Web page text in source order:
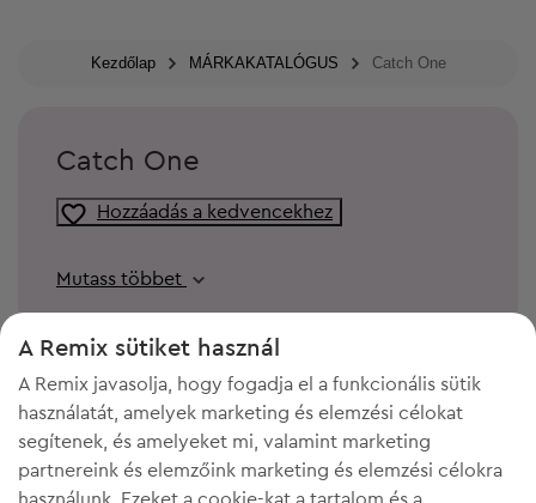
Kezdőlap MÁRKAKATALÓGUS Catch One
Catch One
Hozzáadás a kedvencekhez
Mutass többet
A Remix sütiket használ
A Remix javasolja, hogy fogadja el a funkcionális sütik
használatát, amelyek marketing és elemzési célokat
segítenek, és amelyeket mi, valamint marketing
partnereink és elemzőink marketing és elemzési célokra